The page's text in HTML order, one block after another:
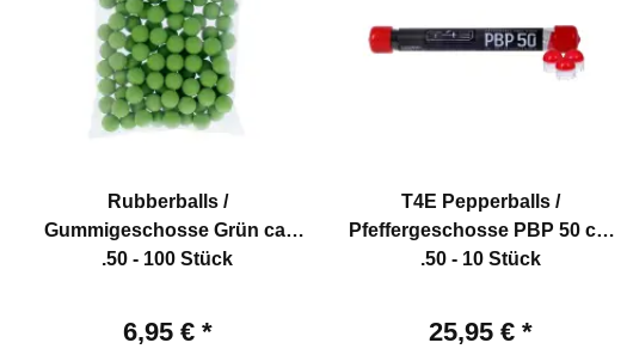
Rubberballs /
Gummigeschosse Grün cal
.50 - 100 Stück
6,95 € *
T4E Pepperballs /
Pfeffergeschosse PBP 50 cal
.50 - 10 Stück
25,95 € *